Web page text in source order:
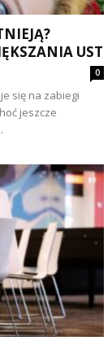
UST
0
się na zabiegi
jeszcze